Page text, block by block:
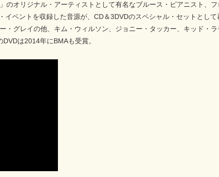
のオリジナル・アーティストとして有名なブルース・ピアニスト、
イベントを収録した音源が、CD＆3DVDのスペシャル・セットとし
・グレイの他、キム・ウィルソン、ジョニー・タッカー、キッド・
は2014年にBMAも受賞。